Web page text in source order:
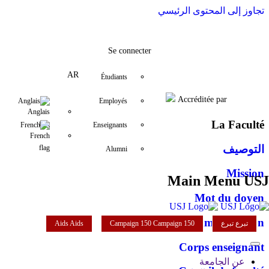
تجاوز إلى المحتوى الرئيسي
Facebook
Twitter
Accréditée par
Se connecter
Étudiants
Employés
Enseignants
Alumni
AR
Anglais
French
Main Menu USJ
تبرع تبرع Campaign 150 Campaign 150
AidsAids
عن الجامعة
La Faculté
التوصيف
Mission
Mot du doyen
Administration
Corps enseignant